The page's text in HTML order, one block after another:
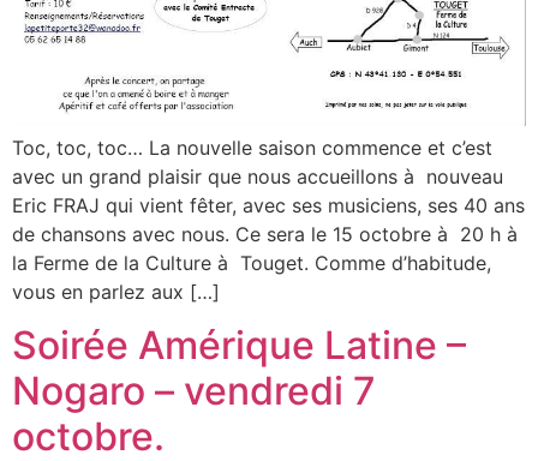
Toc, toc, toc… La nouvelle saison commence et c’est
avec un grand plaisir que nous accueillons à nouveau
Eric FRAJ qui vient fêter, avec ses musiciens, ses 40 ans
de chansons avec nous. Ce sera le 15 octobre à 20 h à
la Ferme de la Culture à Touget. Comme d’habitude,
vous en parlez aux […]
Soirée Amérique Latine –
Nogaro – vendredi 7
octobre.